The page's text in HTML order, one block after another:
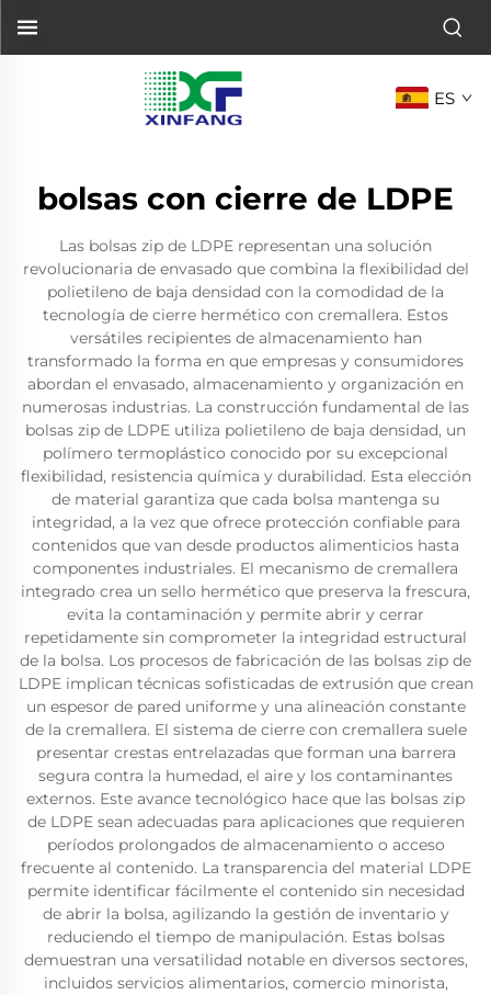
ES
bolsas con cierre de LDPE
Las bolsas zip de LDPE representan una solución
revolucionaria de envasado que combina la flexibilidad del
polietileno de baja densidad con la comodidad de la
tecnología de cierre hermético con cremallera. Estos
versátiles recipientes de almacenamiento han
transformado la forma en que empresas y consumidores
abordan el envasado, almacenamiento y organización en
numerosas industrias. La construcción fundamental de las
bolsas zip de LDPE utiliza polietileno de baja densidad, un
polímero termoplástico conocido por su excepcional
flexibilidad, resistencia química y durabilidad. Esta elección
de material garantiza que cada bolsa mantenga su
integridad, a la vez que ofrece protección confiable para
contenidos que van desde productos alimenticios hasta
componentes industriales. El mecanismo de cremallera
integrado crea un sello hermético que preserva la frescura,
evita la contaminación y permite abrir y cerrar
repetidamente sin comprometer la integridad estructural
de la bolsa. Los procesos de fabricación de las bolsas zip de
LDPE implican técnicas sofisticadas de extrusión que crean
un espesor de pared uniforme y una alineación constante
de la cremallera. El sistema de cierre con cremallera suele
presentar crestas entrelazadas que forman una barrera
segura contra la humedad, el aire y los contaminantes
externos. Este avance tecnológico hace que las bolsas zip
de LDPE sean adecuadas para aplicaciones que requieren
períodos prolongados de almacenamiento o acceso
frecuente al contenido. La transparencia del material LDPE
permite identificar fácilmente el contenido sin necesidad
de abrir la bolsa, agilizando la gestión de inventario y
reduciendo el tiempo de manipulación. Estas bolsas
demuestran una versatilidad notable en diversos sectores,
incluidos servicios alimentarios, comercio minorista,